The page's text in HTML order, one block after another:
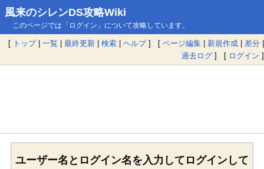
風来のシレンDS攻略Wiki
このページでは「ログイン」について攻略しています。
[ トップ| 一覧 | 最終更新 | 検索 | ヘルプ] [ ページ編集 | 新規作成 | 差分 |
過去ログ ] [ ログイン ]
ユーザー名とログイン名を入力してログインして